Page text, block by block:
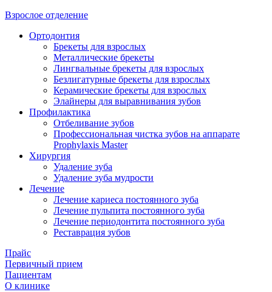
Взрослое отделение
Ортодонтия
Брекеты для взрослых
Металлические брекеты
Лингвальные брекеты для взрослых
Безлигатурные брекеты для взрослых
Керамические брекеты для взрослых
Элайнеры для выравнивания зубов
Профилактика
Отбеливание зубов
Профессиональная чистка зубов на аппарате
Prophylaxis Master
Хирургия
Удаление зуба
Удаление зуба мудрости
Лечение
Лечение кариеса постоянного зуба
Лечение пульпита постоянного зуба
Лечение периодонтита постоянного зуба
Реставрация зубов
Прайс
Первичный прием
Пациентам
О клинике